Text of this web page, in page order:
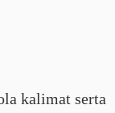
kalimat serta